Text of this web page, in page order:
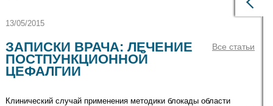
13/05/2015
Все статьи
ЗАПИСКИ ВРАЧА: ЛЕЧЕНИЕ
ПОСТПУНКЦИОННОЙ
ЦЕФАЛГИИ
Клинический случай применения методики блокады области